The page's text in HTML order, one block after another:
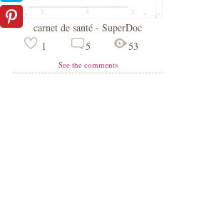
carnet de santé - SuperDoc
1
5 53
See the comments